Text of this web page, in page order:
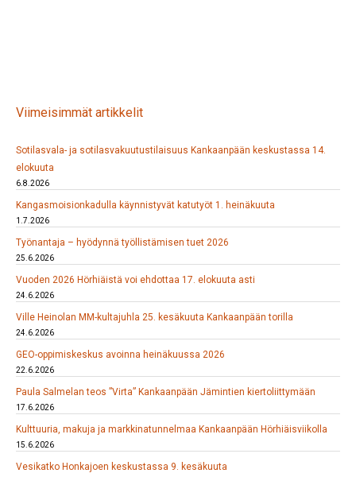
Viimeisimmät artikkelit
Sotilasvala- ja sotilasvakuutustilaisuus Kankaanpään keskustassa 14.
elokuuta
6.8.2026
Kangasmoisionkadulla käynnistyvät katutyöt 1. heinäkuuta
1.7.2026
Työnantaja – hyödynnä työllistämisen tuet 2026
25.6.2026
Vuoden 2026 Hörhiäistä voi ehdottaa 17. elokuuta asti
24.6.2026
Ville Heinolan MM-kultajuhla 25. kesäkuuta Kankaanpään torilla
24.6.2026
GEO-oppimiskeskus avoinna heinäkuussa 2026
22.6.2026
Paula Salmelan teos ”Virta” Kankaanpään Jämintien kiertoliittymään
17.6.2026
Kulttuuria, makuja ja markkinatunnelmaa Kankaanpään Hörhiäisviikolla
15.6.2026
Vesikatko Honkajoen keskustassa 9. kesäkuuta